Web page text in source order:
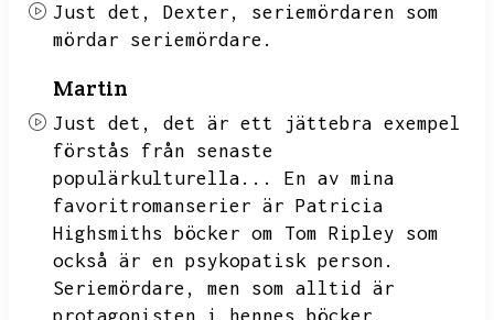
Just det, Dexter,
seriemördaren som
mördar seriemördare.
Martin
Just det,
det är ett jättebra exempel
förstås från senaste
populärkulturella...
En av mina
favoritromanserier är Patricia
Highsmiths böcker om Tom Ripley som
också är en psykopatisk person.
Seriemördare,
men som alltid är
protagonisten i hennes böcker.